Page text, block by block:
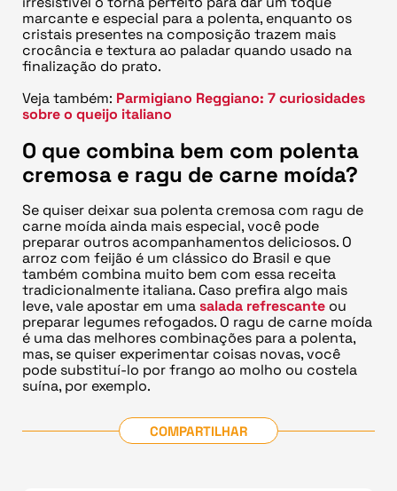
marcante e especial para a polenta, enquanto os
cristais presentes na composição trazem mais
crocância e textura ao paladar quando usado na
finalização do prato.
Veja também: Parmigiano Reggiano: 7 curiosidades
sobre o queijo italiano
O que combina bem com polenta
cremosa e ragu de carne moída?
Se quiser deixar sua polenta cremosa com ragu de
carne moída ainda mais especial, você pode
preparar outros acompanhamentos deliciosos. O
arroz com feijão é um clássico do Brasil e que
também combina muito bem com essa receita
tradicionalmente italiana. Caso prefira algo mais
leve, vale apostar em umasalada refrescante ou
preparar legumes refogados. O ragu de carne moída
é uma das melhores combinações para a polenta,
mas, se quiser experimentar coisas novas, você
pode substituí-lo por frango ao molho ou costela
suína, por exemplo.
COMPARTILHAR